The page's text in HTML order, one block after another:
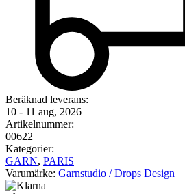
Beräknad leverans:
10 - 11 aug, 2026
Artikelnummer:
00622
Kategorier:
GARN, PARIS
Varumärke: Garnstudio / Drops Design